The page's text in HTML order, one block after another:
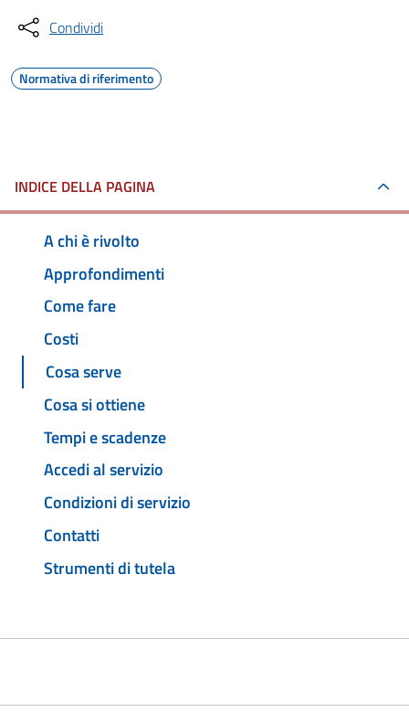
Condividi
Normativa di riferimento
INDICE DELLA PAGINA
A chi è rivolto
Approfondimenti
Come fare
Costi
Cosa serve
Cosa si ottiene
Tempi e scadenze
Accedi al servizio
Condizioni di servizio
Contatti
Strumenti di tutela